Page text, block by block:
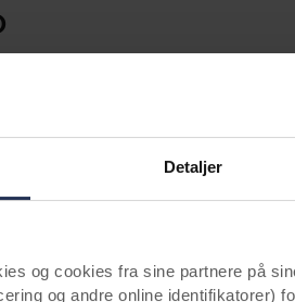
Detaljer
og cookies fra sine partnere på
og andre online identifikatorer)
mest
i